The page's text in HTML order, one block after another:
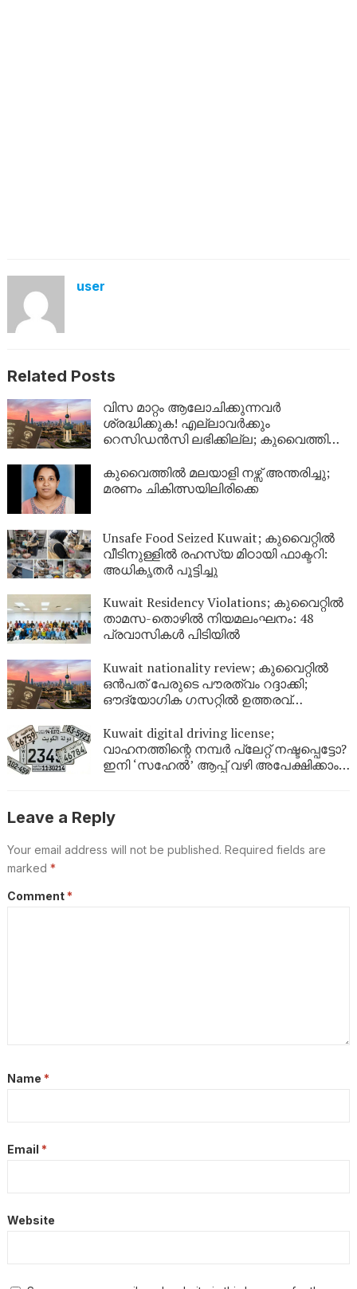
user
Related Posts
വിസ മാറ്റം ആലോചിക്കുന്നവർ
ശ്രദ്ധിക്കുക! എല്ലാവർക്കും
റെസിഡൻസി ലഭിക്കില്ല; കുവൈത്തിന്റെ
കുവൈത്തിൽ മലയാളി നഴ്സ് അന്തരിച്ചു;
മരണം ചികിത്സയിലിരിക്കെ
Unsafe Food Seized Kuwait; കുവൈറ്റിൽ
വീടിനുള്ളിൽ രഹസ്യ മിഠായി ഫാക്ടറി:
അധികൃതർ പൂട്ടിച്ചു
Kuwait Residency Violations; കുവൈറ്റിൽ
താമസ-തൊഴിൽ നിയമലംഘനം: 48
പ്രവാസികൾ പിടിയിൽ
Kuwait nationality review; കുവൈറ്റിൽ
ഒൻപത് പേരുടെ പൗരത്വം റദ്ദാക്കി;
ഔദ്യോഗിക ഗസറ്റിൽ ഉത്തരവ്
Kuwait digital driving license;
വാഹനത്തിന്റെ നമ്പര്‍ പ്ലേറ്റ് നഷ്ടപ്പെട്ടോ?
ഇനി ‘സഹേൽ’ ആപ്പ് വഴി അപേക്ഷിക്കാം;
Leave a Reply
Your email address will not be published. Required fields are
marked *
Comment *
Name *
Email *
Website